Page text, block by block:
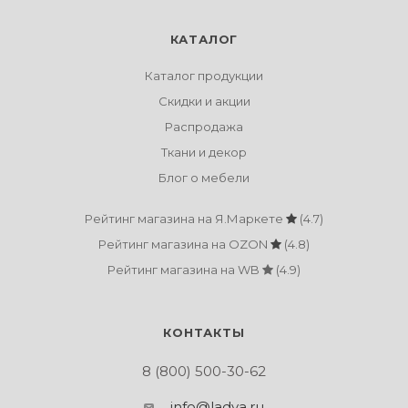
КАТАЛОГ
Каталог продукции
Скидки и акции
Распродажа
Ткани и декор
Блог о мебели
Рейтинг магазина на Я.Маркете
(4.7)
Рейтинг магазина на OZON
(4.8)
Рейтинг магазина на WB
(4.9)
КОНТАКТЫ
8 (800) 500-30-62